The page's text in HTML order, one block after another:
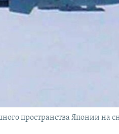
пространства Японии на